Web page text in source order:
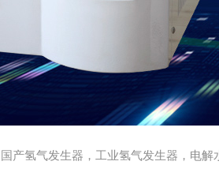
产氢气发生器，工业氢气发生器，电解